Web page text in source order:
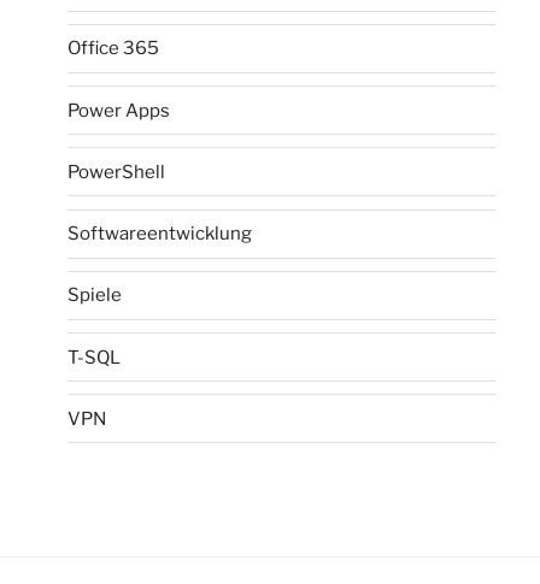
Office 365
Power Apps
PowerShell
Softwareentwicklung
Spiele
T-SQL
VPN